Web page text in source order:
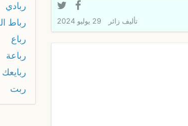
تأليف زائر 29 يوليو 2024
ربادي
رباط
رباع
رباعة
ربايعك
ربت